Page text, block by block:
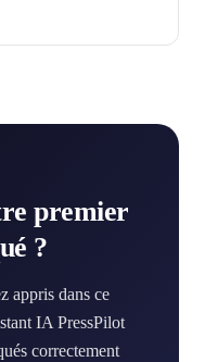
premier
?
appris dans ce
IA PressPilot
correctement